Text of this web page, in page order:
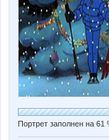
Портрет заполнен на 61